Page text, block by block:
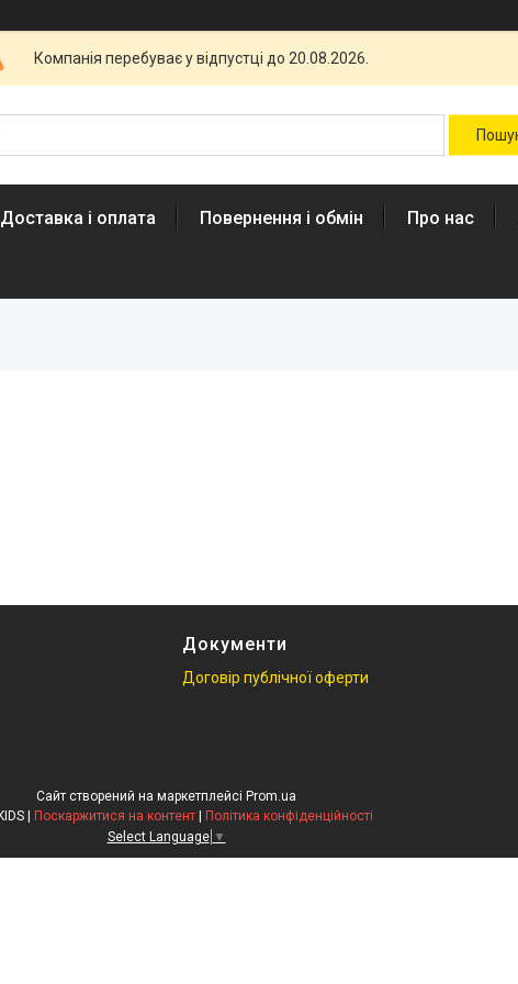
Компанія перебуває у відпустці до 20.08.2026.
Доставка і оплата Повернення і обмін Про нас
Документи
Договір публічної оферти
Сайт створений на маркетплейсі Prom.ua
Поскаржитися на контент
Політика конфіденційності
Select Language ▼